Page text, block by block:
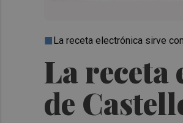
La
de
La receta electrónica sirve